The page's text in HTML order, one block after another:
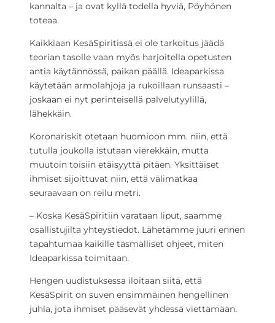
kannalta – ja ovat kyllä todella hyviä, Pöyhönen
toteaa.
Kaikkiaan KesäSpiritissä ei ole tarkoitus jäädä
teorian tasolle vaan myös harjoitella opetusten
antia käytännössä, paikan päällä. Ideaparkissa
käytetään armolahjoja ja rukoillaan runsaasti –
joskaan ei nyt perinteisellä palvelutyylillä,
lähekkäin.
Koronariskit otetaan huomioon mm. niin, että
tutulla joukolla istutaan vierekkäin, mutta
muutoin toisiin etäisyyttä pitäen. Yksittäiset
ihmiset sijoittuvat niin, että välimatkaa
seuraavaan on reilu metri.
– Koska KesäSpiritiin varataan liput, saamme
osallistujilta yhteystiedot. Lähetämme juuri ennen
tapahtumaa kaikille täsmälliset ohjeet, miten
Ideaparkissa toimitaan.
Hengen uudistuksessa iloitaan siitä, että
KesäSpirit on suven ensimmäinen hengellinen
juhla, jota ihmiset pääsevät yhdessä viettämään.